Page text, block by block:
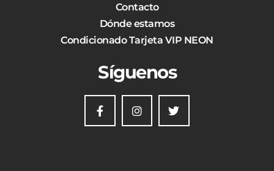
Contacto
Dónde estamos
Condicionado Tarjeta VIP NEON
Síguenos